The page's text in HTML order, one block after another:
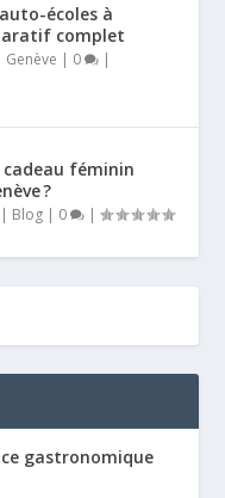
écoles à
complet
Genève | 0 |
féminin
?
| Blog | 0 |
gastronomique